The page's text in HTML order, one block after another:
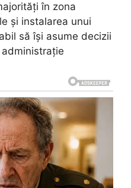
în zona
și instalarea unui
să își asume decizii